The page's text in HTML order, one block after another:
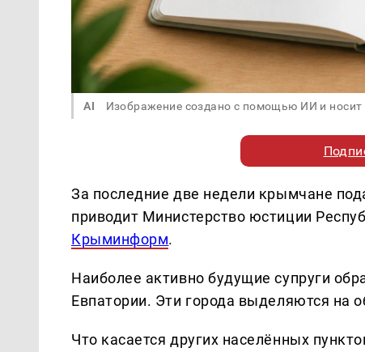
AI Изображение создано с помощью ИИ и
За последние две недели крымчане
приводит Министерство юстиции
Крыминформ.
Наиболее активно будущие супруги
Евпатории. Эти города выделяются
Что касается других населённых